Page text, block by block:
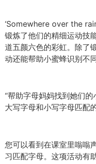
‘Somewhere over the
锻炼了他们的精细运动技
道五颜六色的彩虹。除了
动还能帮助小蜜蜂识别不
“帮助字母妈妈找到她们
大写字母和小写字母匹配
您可以看到在课室里嗡嗡
习匹配字母。这项活动有